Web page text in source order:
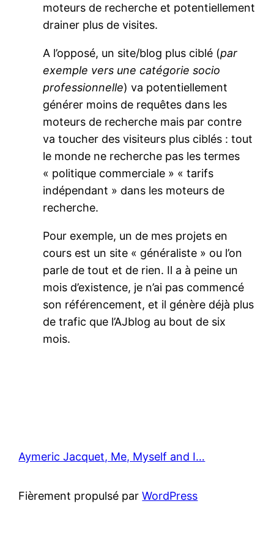
moteurs de recherche et potentiellement
drainer plus de visites.
A l’opposé, un site/blog plus ciblé (par
exemple vers une catégorie socio
professionnelle) va potentiellement
générer moins de requêtes dans les
moteurs de recherche mais par contre
va toucher des visiteurs plus ciblés : tout
le monde ne recherche pas les termes
« politique commerciale » « tarifs
indépendant » dans les moteurs de
recherche.
Pour exemple, un de mes projets en
cours est un site « généraliste » ou l’on
parle de tout et de rien. Il a à peine un
mois d’existence, je n’ai pas commencé
son référencement, et il génère déjà plus
de trafic que l’AJblog au bout de six
mois.
Aymeric Jacquet, Me, Myself and I…
Fièrement propulsé parWordPress